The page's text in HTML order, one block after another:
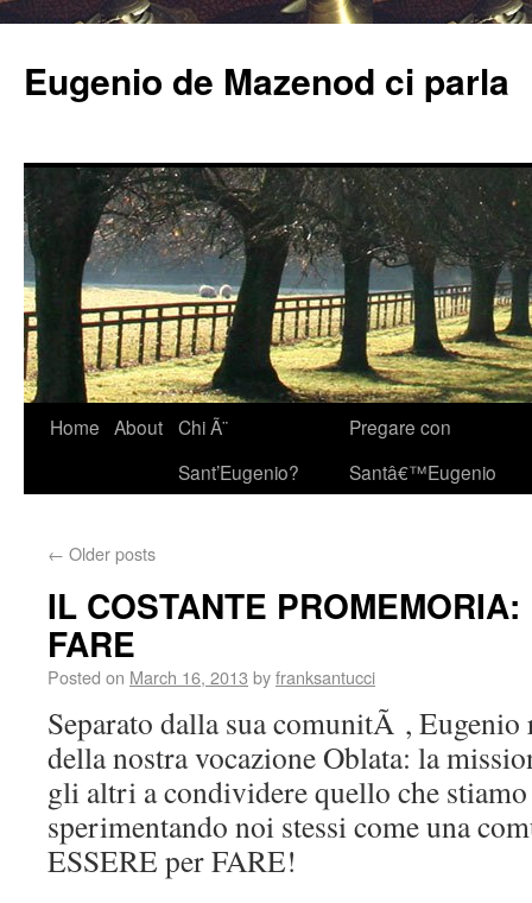
Eugenio de Mazenod ci parla
Home About Chi Ã¨
Sant’Eugenio?
Pregare con
Santâ€™Eugenio
← Older posts
IL COSTANTE
FARE
Posted on March 16, 2013 byfranksantucci
Separato dalla sua comunitÃ ,
della nostra vocazione Oblata: la
gli altri a condividere quello che
sperimentando noi stessi come una
ESSERE per FARE!